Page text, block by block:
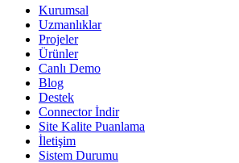
Kurumsal
Uzmanlıklar
Projeler
Ürünler
Canlı Demo
Blog
Destek
Connector İndir
Site Kalite Puanlama
İletişim
Sistem Durumu